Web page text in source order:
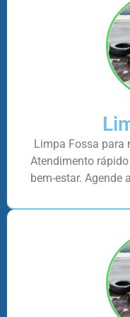
Limpa Fossa para
Atendimento
bem-estar. Agende